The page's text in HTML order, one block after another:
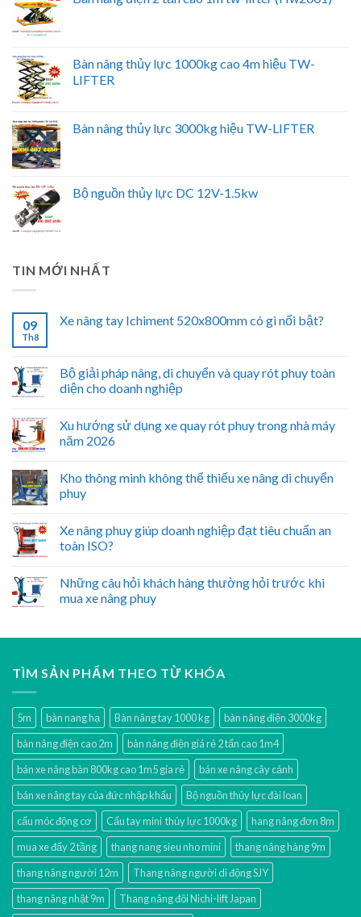
Bàn nâng thủy lực 1000kg cao 4m hiệu TW-
LIFTER
Bàn nâng thủy lực 3000kg hiệu TW-LIFTER
Bộ nguồn thủy lực DC 12V-1.5kw
TIN MỚI NHẤT
09
Th8
Xe nâng tay Ichiment 520x800mm có gì nổi bật?
Bộ giải pháp nâng, di chuyển và quay rót phuy toàn
diện cho doanh nghiệp
Xu hướng sử dụng xe quay rót phuy trong nhà máy
năm 2026
Kho thông minh không thể thiếu xe nâng di chuyển
phuy
Xe nâng phuy giúp doanh nghiệp đạt tiêu chuẩn an
toàn ISO?
Những câu hỏi khách hàng thường hỏi trước khi
mua xe nâng phuy
TÌM SẢN PHẨM THEO TỪ KHÓA
5m bàn nang hạ Bàn nâng tay 1000 kg
bàn nâng điện 3000kg
bàn nâng điện cao 2m
bàn nâng điện giá rẻ 2 tấn cao 1m4
bán xe nâng bàn 800kg cao 1m5 gía rẻ
bán xe nâng cây cảnh
bán xe nâng tay của đức nhập khẩu
Bộ nguồn thủy lực đài loan
cẩu móc động cơ
Cẩu tay mini thủy lực 1000kg
hang nâng đơn 8m
mua xe đẩy 2 tầng
thang nang sieu nho mini
thang nâng hàng 9m
thang nâng người 12m
Thang nâng người di động SJY
thang nâng nhật 9m
Thang nâng đôi Nichi-lift Japan